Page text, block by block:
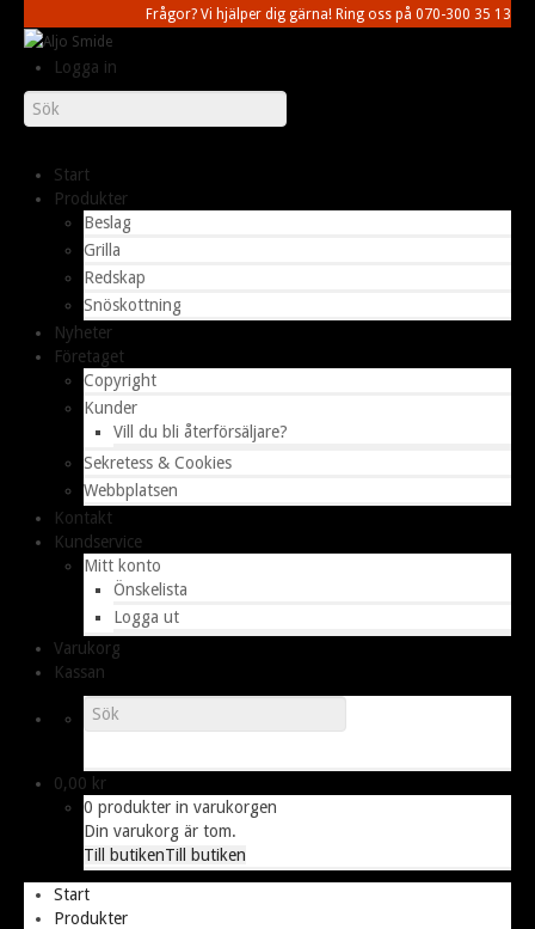
Frågor? Vi hjälper dig gärna! Ring oss på 070-300 35 13
Logga in
Start
Produkter
Beslag
Grilla
Redskap
Snöskottning
Nyheter
Företaget
Copyright
Kunder
Vill du bli återförsäljare?
Sekretess & Cookies
Webbplatsen
Kontakt
Kundservice
Mitt konto
Önskelista
Logga ut
Varukorg
Kassan
0,00 kr
0 produkter in varukorgen
Din varukorg är tom.
Till butikenTill butiken
Start
Produkter